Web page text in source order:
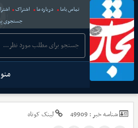
تماس باما درباره ما اشتراک
جستجوی
منو
شناسه خبر : 49909 لینک کوتاه